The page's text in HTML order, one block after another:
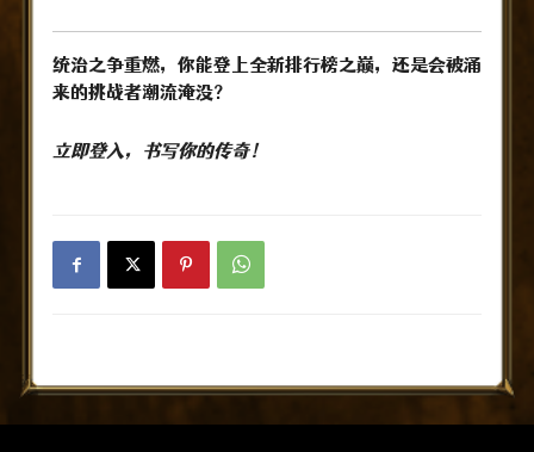
统治之争重燃，你能登上全新排行榜之巅，还是会被涌
来的挑战者潮流淹没？
立即登入，书写你的传奇！